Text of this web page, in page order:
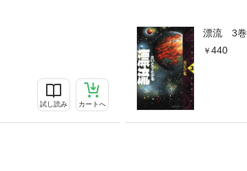
試し読み カートへ
漂流 3巻
440